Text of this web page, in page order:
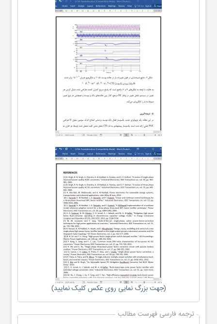
(جهت بزرگ نمایی روی عکس کلیک نمایید)
ترجمه فارسی فهرست مطالب